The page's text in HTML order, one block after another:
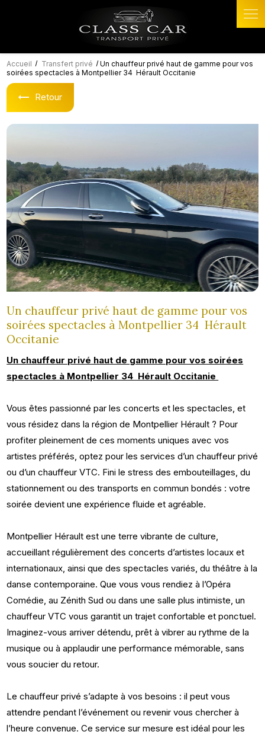
Accueil Transfert privé
Un chauffeur privé haut de gamme pour vos
soirées spectacles à Montpellier 34 Hérault Occitanie
Retour
Un chauffeur privé haut de gamme pour vos
soirées spectacles à Montpellier 34 Hérault
Occitanie
Un chauffeur privé haut de gamme pour vos soirées
spectacles à Montpellier 34 Hérault Occitanie
Vous êtes passionné par les concerts et les spectacles, et
vous résidez dans la région de Montpellier Hérault ? Pour
profiter pleinement de ces moments uniques avec vos
artistes préférés, optez pour les services d’un chauffeur privé
ou d’un chauffeur VTC. Fini le stress des embouteillages, du
stationnement ou des transports en commun bondés : votre
soirée devient une expérience fluide et agréable.
Montpellier Hérault est une terre vibrante de culture,
accueillant régulièrement des concerts d’artistes locaux et
internationaux, ainsi que des spectacles variés, du théâtre à la
danse contemporaine. Que vous vous rendiez à l’Opéra
Comédie, au Zénith Sud ou dans une salle plus intimiste, un
chauffeur VTC vous garantit un trajet confortable et ponctuel.
Imaginez-vous arriver détendu, prêt à vibrer au rythme de la
musique ou à applaudir une performance mémorable, sans
vous soucier du retour.
Le chauffeur privé s’adapte à vos besoins : il peut vous
attendre pendant l’événement ou revenir vous chercher à
l’heure convenue. Ce service sur mesure est idéal pour les